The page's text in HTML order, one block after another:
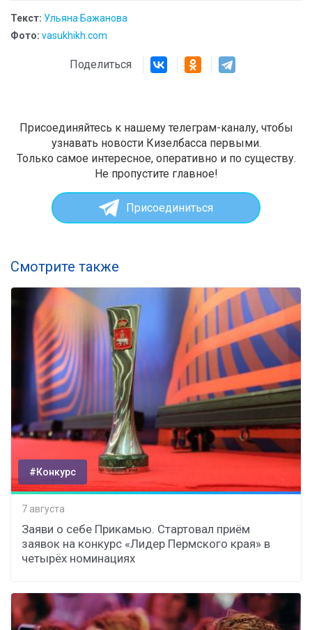
Текст: Ульяна Бажанова
Фото: vasukhikh.com
Поделиться
Присоединяйтесь к нашему телеграм-каналу, чтобы
узнавать новости Кизелбасса первыми.
Только самое интересное, оперативно и по существу.
Не пропустите главное!
Присоединиться
Смотрите также
#Конкурс
7 августа
Заяви о себе Прикамью. Стартовал приём
заявок на конкурс «Лидер Пермского края» в
четырёх номинациях